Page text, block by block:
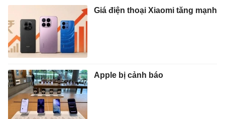
Giá điện thoại Xiaomi tăng mạnh
Apple bị cảnh báo